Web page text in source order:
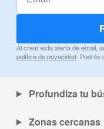
Al crear esta alerta de email,
política de privacidad .
Profundiza tu
Zonas cercanas